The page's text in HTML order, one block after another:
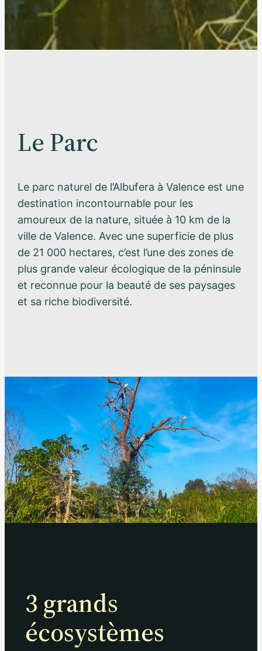
Le Parc
Le parc naturel de l’Albufera à Valence est une
destination incontournable pour les
amoureux de la nature, située à 10 km de la
ville de Valence. Avec une superficie de plus
de 21 000 hectares, c’est l’une des zones de
plus grande valeur écologique de la péninsule
et reconnue pour la beauté de ses paysages
et sa riche biodiversité.
3 grands
écosystèmes